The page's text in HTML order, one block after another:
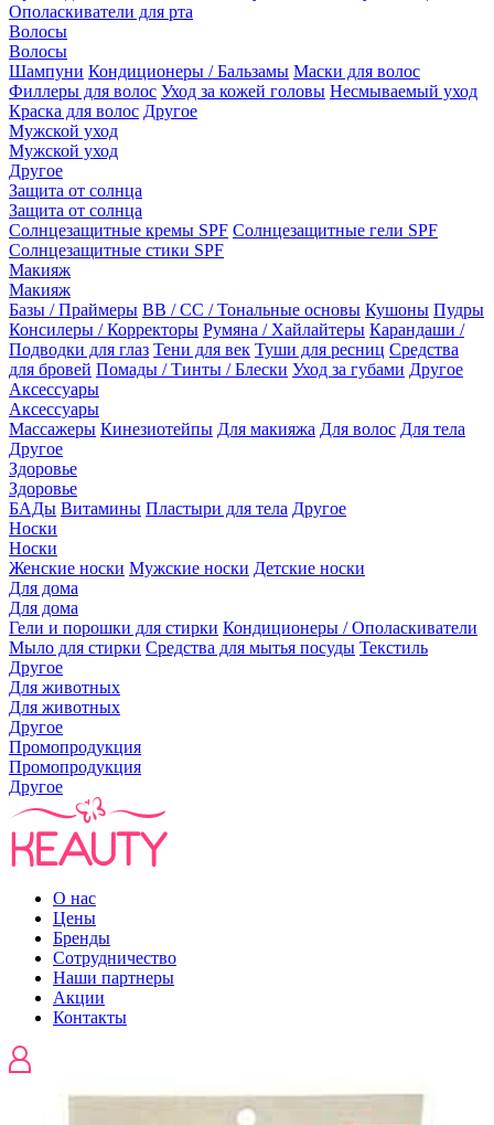
Ополаскиватели для рта
Волосы
Волосы
Шампуни Кондиционеры / Бальзамы Маски для волос
Филлеры для волос Уход за кожей головы Несмываемый уход
Краска для волос Другое
Мужской уход
Мужской уход
Другое
Защита от солнца
Защита от солнца
Солнцезащитные кремы SPF Солнцезащитные гели SPF
Солнцезащитные стики SPF
Макияж
Макияж
Базы / Праймеры BB / CC / Тональные основы Кушоны Пудры
Консилеры / Корректоры Румяна / Хайлайтеры Карандаши /
Подводки для глаз Тени для век Туши для ресниц Средства
для бровей Помады / Тинты / Блески Уход за губами Другое
Аксессуары
Аксессуары
Массажеры Кинезиотейпы Для макияжа Для волос Для тела
Другое
Здоровье
Здоровье
БАДы Витамины Пластыри для тела Другое
Носки
Носки
Женские носки Мужские носки Детские носки
Для дома
Для дома
Гели и порошки для стирки Кондиционеры / Ополаскиватели
Мыло для стирки Средства для мытья посуды Текстиль
Другое
Для животных
Для животных
Другое
Промопродукция
Промопродукция
Другое
О нас
Цены
Бренды
Сотрудничество
Наши партнеры
Акции
Контакты